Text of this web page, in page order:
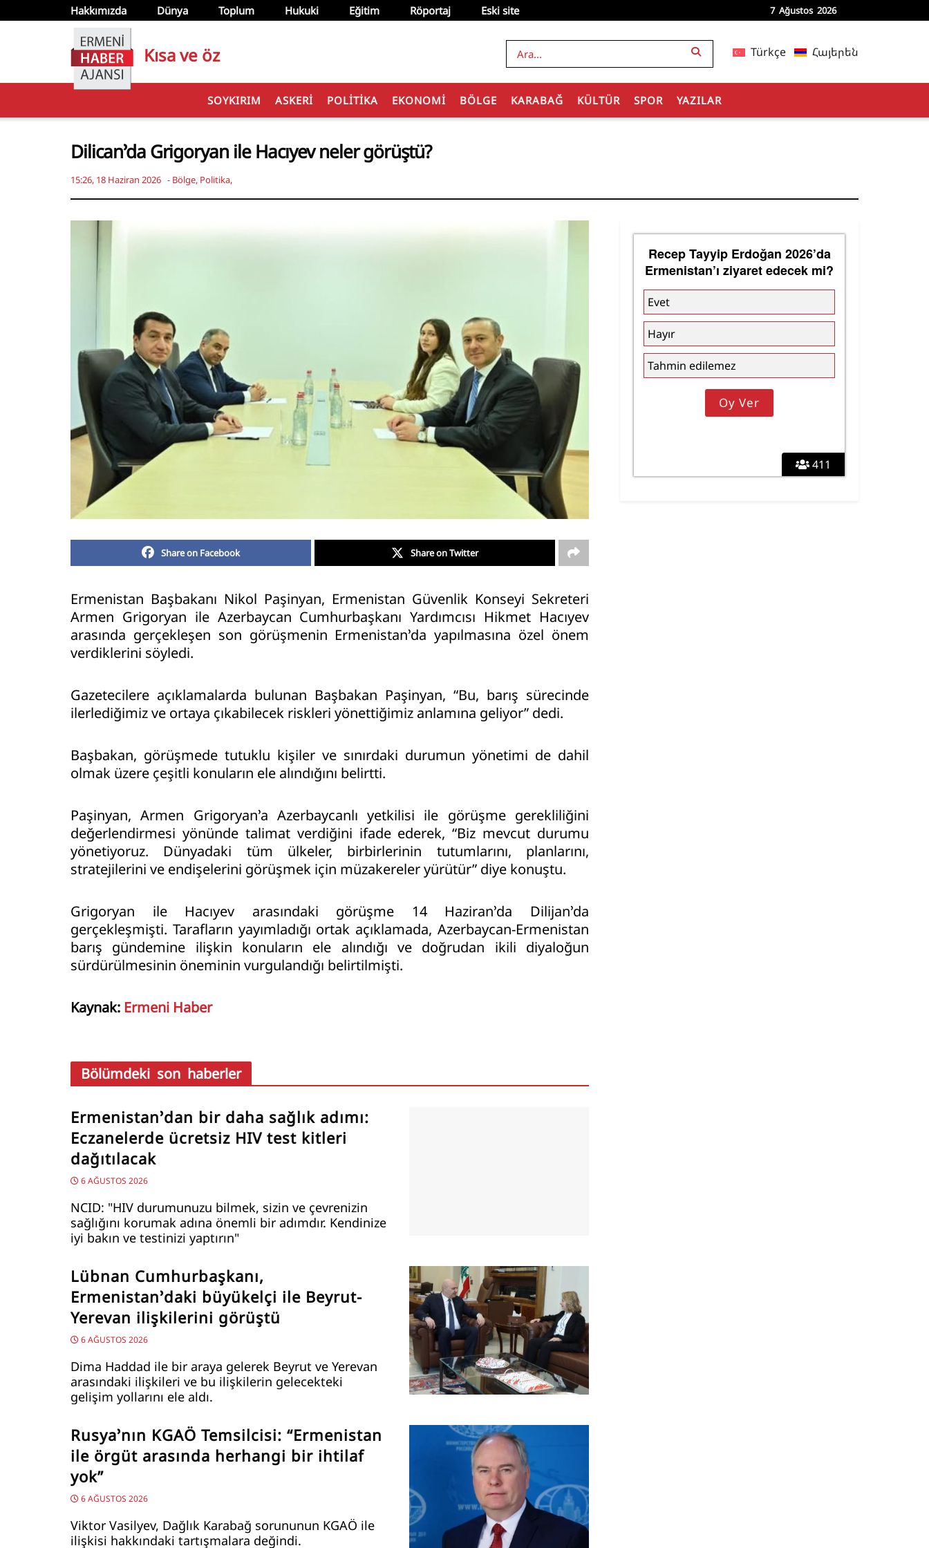
Hakkımızda Dünya Toplum Hukuki Eğitim Röportaj Eski site 7 Ağustos 2026
Kısa ve öz Türkçe Հայերեն
SOYKIRIM ASKERI POLITIKA EKONOMI BÖLGE KARABAĞ KÜLTÜR SPOR YAZILAR
Dilican’da Grigoryan ile Hacıyev neler görüştü?
15:26, 18 Haziran 2026 - Bölge, Politika,
Share on Facebook Share on Twitter
Ermenistan Başbakanı Nikol Paşinyan, Ermenistan Güvenlik Konseyi Sekreteri
Armen Grigoryan ile Azerbaycan Cumhurbaşkanı Yardımcısı Hikmet Hacıyev
arasında gerçekleşen son görüşmenin Ermenistan’da yapılmasına özel önem
verdiklerini söyledi.
Gazetecilere açıklamalarda bulunan Başbakan Paşinyan, “Bu, barış sürecinde
ilerlediğimiz ve ortaya çıkabilecek riskleri yönettiğimiz anlamına geliyor” dedi.
Başbakan, görüşmede tutuklu kişiler ve sınırdaki durumun yönetimi de dahil
olmak üzere çeşitli konuların ele alındığını belirtti.
Paşinyan, Armen Grigoryan’a Azerbaycanlı yetkilisi ile görüşme gerekliliğini
değerlendirmesi yönünde talimat verdiğini ifade ederek, “Biz mevcut durumu
yönetiyoruz. Dünyadaki tüm ülkeler, birbirlerinin tutumlarını, planlarını,
stratejilerini ve endişelerini görüşmek için müzakereler yürütür” diye konuştu.
Grigoryan ile Hacıyev arasındaki görüşme 14 Haziran’da Dilijan’da
gerçekleşmişti. Tarafların yayımladığı ortak açıklamada, Azerbaycan-Ermenistan
barış gündemine ilişkin konuların ele alındığı ve doğrudan ikili diyaloğun
sürdürülmesinin öneminin vurgulandığı belirtilmişti.
Kaynak: Ermeni Haber
Bölümdeki son haberler
Ermenistan’dan bir daha sağlık adımı:
Eczanelerde ücretsiz HIV test kitleri
dağıtılacak
6 AĞUSTOS 2026
NCID: "HIV durumunuzu bilmek, sizin ve çevrenizin
sağlığını korumak adına önemli bir adımdır. Kendinize
iyi bakın ve testinizi yaptırın"
Lübnan Cumhurbaşkanı,
Ermenistan’daki büyükelçi ile Beyrut-
Yerevan ilişkilerini görüştü
6 AĞUSTOS 2026
Dima Haddad ile bir araya gelerek Beyrut ve Yerevan
arasındaki ilişkileri ve bu ilişkilerin gelecekteki
gelişim yollarını ele aldı.
Rusya’nın KGAÖ Temsilcisi: “Ermenistan
ile örgüt arasında herhangi bir ihtilaf
yok”
6 AĞUSTOS 2026
Viktor Vasilyev, Dağlık Karabağ sorununun KGAÖ ile
ilişkisi hakkındaki tartışmalara değindi.
411
Recep Tayyip Erdoğan 2026’da
Ermenistan’ı ziyaret edecek mi?
Evet
Hayır
Tahmin edilemez